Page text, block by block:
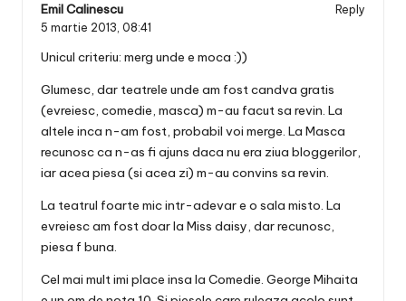
Emil Calinescu
Reply
5 martie 2013, 08:41
Unicul criteriu: merg unde e moca :))
Glumesc, dar teatrele unde am fost candva gratis
(evreiesc, comedie, masca) m-au facut sa revin. La
altele inca n-am fost, probabil voi merge. La Masca
recunosc ca n-as fi ajuns daca nu era ziua bloggerilor,
iar acea piesa (si acea zi) m-au convins sa revin.
La teatrul foarte mic intr-adevar e o sala misto. La
evreiesc am fost doar la Miss daisy, dar recunosc,
piesa f buna.
Cel mai mult imi place insa la Comedie. George Mihaita